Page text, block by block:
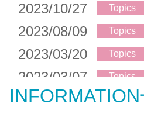
2023/10/27
Topics
2023/08/09
Topics
2023/03/20
Topics
2023/03/07
Topics